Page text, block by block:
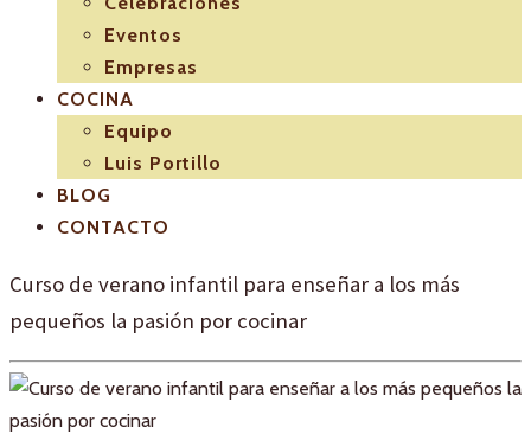
Eventos
Empresas
COCINA
Equipo
Luis Portillo
BLOG
CONTACTO
Curso de verano infantil para enseñar a los más
pequeños la pasión por cocinar